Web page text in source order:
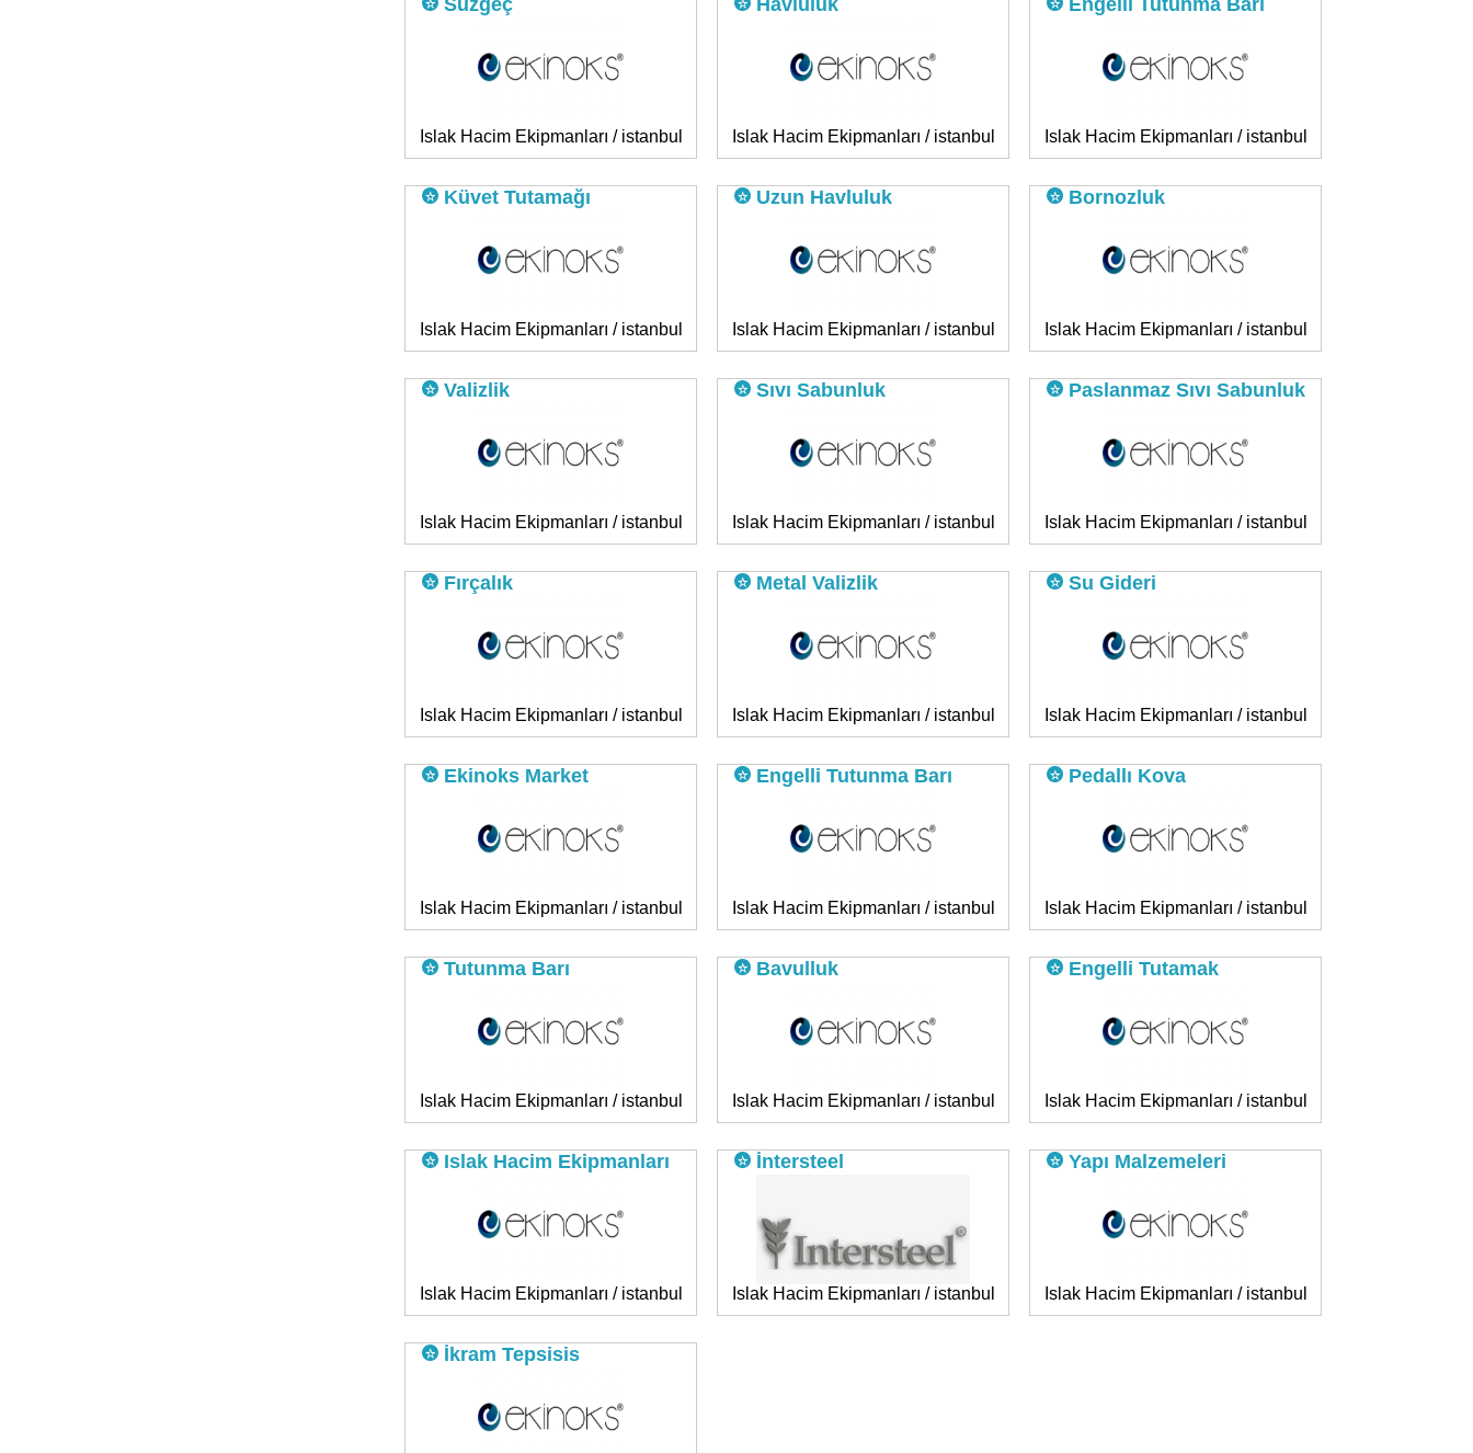
Süzgeç
Islak Hacim Ekipmanları / istanbul
Havluluk
Islak Hacim Ekipmanları / istanbul
Engelli Tutunma Barı
Islak Hacim Ekipmanları / istanbul
Küvet Tutamağı
Islak Hacim Ekipmanları / istanbul
Uzun Havluluk
Islak Hacim Ekipmanları / istanbul
Bornozluk
Islak Hacim Ekipmanları / istanbul
Valizlik
Islak Hacim Ekipmanları / istanbul
Sıvı Sabunluk
Islak Hacim Ekipmanları / istanbul
Paslanmaz Sıvı Sabunluk
Islak Hacim Ekipmanları / istanbul
Fırçalık
Islak Hacim Ekipmanları / istanbul
Metal Valizlik
Islak Hacim Ekipmanları / istanbul
Su Gideri
Islak Hacim Ekipmanları / istanbul
Ekinoks Market
Islak Hacim Ekipmanları / istanbul
Engelli Tutunma Barı
Islak Hacim Ekipmanları / istanbul
Pedallı Kova
Islak Hacim Ekipmanları / istanbul
Tutunma Barı
Islak Hacim Ekipmanları / istanbul
Bavulluk
Islak Hacim Ekipmanları / istanbul
Engelli Tutamak
Islak Hacim Ekipmanları / istanbul
Islak Hacim Ekipmanları
Islak Hacim Ekipmanları / istanbul
İntersteel
Islak Hacim Ekipmanları / istanbul
Yapı Malzemeleri
Islak Hacim Ekipmanları / istanbul
İkram Tepsisis